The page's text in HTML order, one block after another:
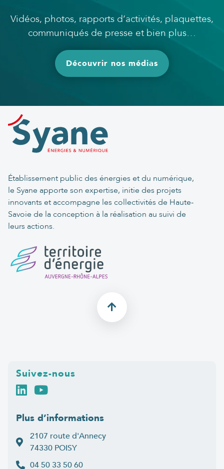
Vidéos, photos, rapports d’activités, plaquettes,
communiqués de presse et bien plus…
Découvrir nos médias
Établissement public des énergies et du numérique,
le Syane apporte son expertise, initie des projets
innovants et accompagne les collectivités de Haute-
Savoie de la conception à la réalisation au suivi de
leurs actions.
Suivez-nous
Plus d’informations
2107 route d'Annecy
74330 POISY
04 50 33 50 60